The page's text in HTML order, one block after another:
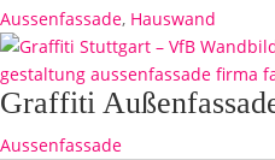
Aussenfassade, Hauswand
Graffiti
Aussenfassade